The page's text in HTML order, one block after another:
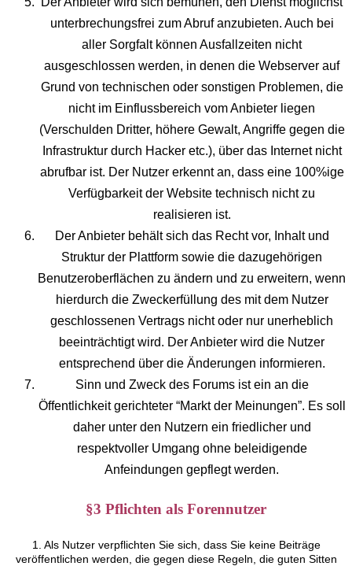
unterbrechungsfrei zum Abruf anzubieten. Auch bei
aller Sorgfalt können Ausfallzeiten nicht
ausgeschlossen werden, in denen die Webserver auf
Grund von technischen oder sonstigen Problemen, die
nicht im Einflussbereich vom Anbieter liegen
(Verschulden Dritter, höhere Gewalt, Angriffe gegen die
Infrastruktur durch Hacker etc.), über das Internet nicht
abrufbar ist. Der Nutzer erkennt an, dass eine 100%ige
Verfügbarkeit der Website technisch nicht zu
realisieren ist.
Der Anbieter behält sich das Recht vor, Inhalt und
Struktur der Plattform sowie die dazugehörigen
Benutzeroberflächen zu ändern und zu erweitern, wenn
hierdurch die Zweckerfüllung des mit dem Nutzer
geschlossenen Vertrags nicht oder nur unerheblich
beeinträchtigt wird. Der Anbieter wird die Nutzer
entsprechend über die Änderungen informieren.
Sinn und Zweck des Forums ist ein an die
Öffentlichkeit gerichteter “Markt der Meinungen”. Es soll
daher unter den Nutzern ein friedlicher und
respektvoller Umgang ohne beleidigende
Anfeindungen gepflegt werden.
§3 Pflichten als Forennutzer
1. Als Nutzer verpflichten Sie sich, dass Sie keine Beiträge
veröffentlichen werden, die gegen diese Regeln, die guten Sitten